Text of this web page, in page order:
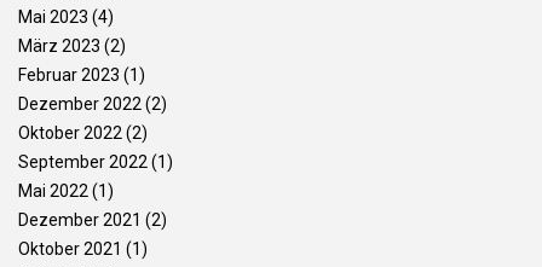
Mai 2023 (4)
März 2023 (2)
Februar 2023 (1)
Dezember 2022 (2)
Oktober 2022 (2)
September 2022 (1)
Mai 2022 (1)
Dezember 2021 (2)
Oktober 2021 (1)